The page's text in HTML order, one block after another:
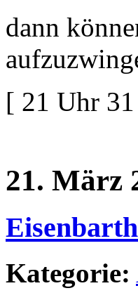
dann
[ 21 Uhr
21. März
Kategorie: